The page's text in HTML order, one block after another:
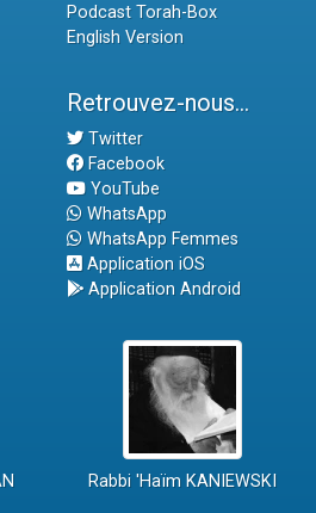
Podcast Torah-Box
English Version
Retrouvez-nous...
Twitter
Facebook
YouTube
WhatsApp
WhatsApp Femmes
Application iOS
Application Android
Rabbi 'Haïm KANIEWSKI